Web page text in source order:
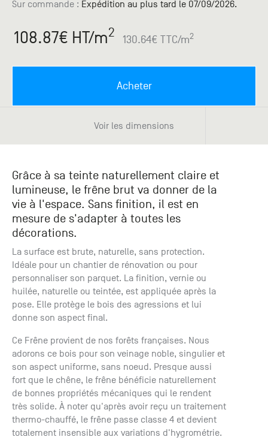
Sur commande : Expédition au plus tard le 07/09/2026.
108.87€ HT/m2 130.64€ TTC/m2
Acheter
Voir les dimensions
Grâce à sa teinte naturellement claire et
lumineuse, le frêne brut va donner de la
vie à l'espace. Sans finition, il est en
mesure de s'adapter à toutes les
décorations.
La surface est brute, naturelle, sans protection.
Idéale pour un chantier de rénovation ou pour
personnaliser son parquet. La finition, vernie ou
huilée, naturelle ou teintée, est appliquée après la
pose. Elle protège le bois des agressions et lui
donne son aspect final.
Ce Frêne provient de nos forêts françaises. Nous
adorons ce bois pour son veinage noble, singulier et
son aspect uniforme, sans noeud. Presque aussi
fort que le chêne, le frêne bénéficie naturellement
de bonnes propriétés mécaniques qui le rendent
très solide. À noter qu'après avoir reçu un traitement
thermo-chauffé, le frêne passe classe 4 et devient
totalement insensible aux variations d'hygrométrie.
Accessoires
Pont de
Du lundi
+33 (0)1
95870
Bezons
Chambourcy
Du lundi
au
samedi
+33 (0)1
30 06 09
22
22, route
Mantes -
78240
Chambourcy
savez ce
recherchez
?
catalogue
des
papier ?